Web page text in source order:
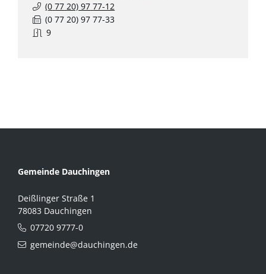
(0 77 20) 97 77-12
(0 77 20) 97 77-33
9
Gemeinde Dauchingen
Deißlinger Straße 1
78083 Dauchingen
07720 9777-0
gemeinde@dauchingen.de